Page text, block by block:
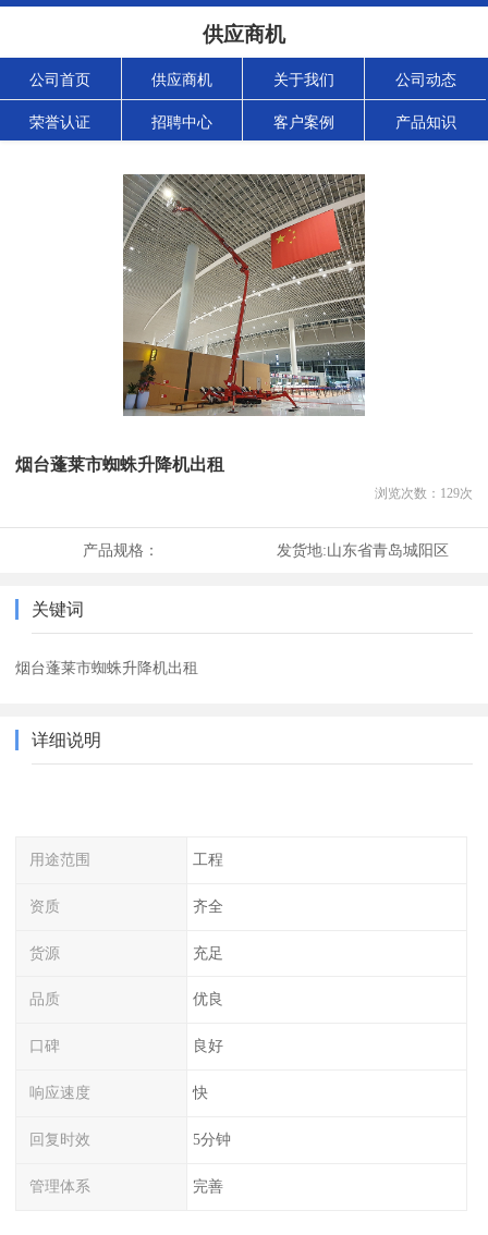
供应商机
公司首页 供应商机 关于我们 公司动态
荣誉认证 招聘中心 客户案例 产品知识
烟台蓬莱市蜘蛛升降机出租
浏览次数： 129次
产品规格： 发货地:山东省青岛城阳区
关键词
烟台蓬莱市蜘蛛升降机出租
详细说明
用途范围 工程
资质 齐全
货源 充足
品质 优良
口碑 良好
响应速度 快
回复时效 5分钟
管理体系 完善